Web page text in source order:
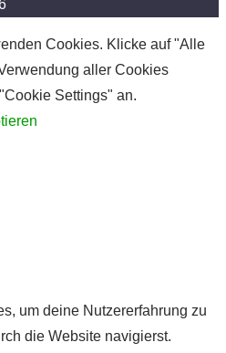
Cookies. Klicke auf "Alle
aller Cookies
Settings" an.
um deine Nutzererfahrung zu
die Website navigierst.